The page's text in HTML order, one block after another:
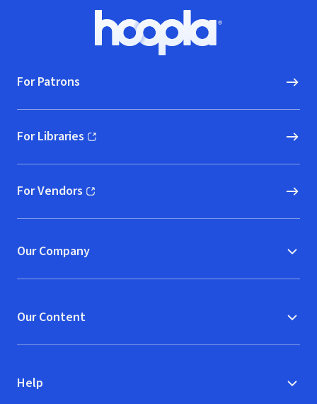
Hoopla logo, Go to homepage
For Patrons
For Libraries
(opens in new window)
For Vendors
(opens in new window)
Our Company
Our Content
Help